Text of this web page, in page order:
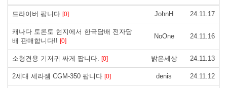
드라이버 팝니다 [0] JohnH 24.11.17
캐나다 토론토 현지에서 한국담배 전자담
배 판매합니다!! [0]
NoOne 24.11.16
소형견용 기저귀 싸게 팝니다. [0] 밝은세상 24.11.13
2세대 세라젬 CGM-350 팝니다 [0] denis 24.11.12